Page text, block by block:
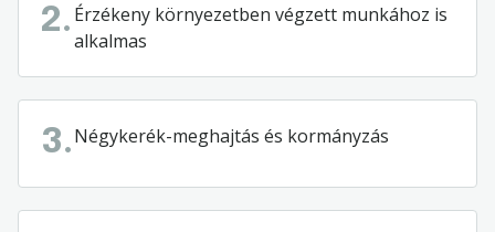
2. Érzékeny környezetben végzett munkához is
alkalmas
3.Négykerék-meghajtás és kormányzás